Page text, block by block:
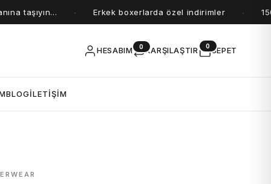
taşıyın... Erkek boxerlarda özel indirimler
HESABIM 0 KARŞILAŞTIR 0 SEPET
BLOGİLETİŞİM